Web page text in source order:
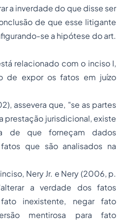
a inverdade do que disse ser
de que esse litigante
se a hipótese do art.
relacionado com o inciso I,
de expor os fatos em juízo
assevera que, "se as partes
prestação jurisdicional, existe
de que forneçam dados
que são analisados na
Nery Jr. e Nery (2006, p.
a verdade dos fatos
inexistente, negar fato
mentirosa para fato